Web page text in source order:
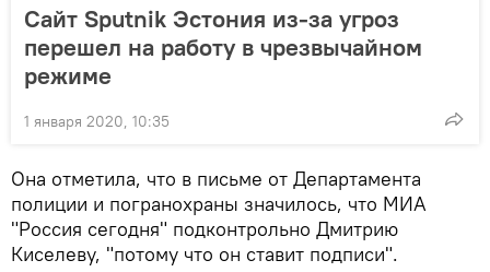
Сайт Sputnik Эстония из-за угроз
перешел на работу в чрезвычайном
режиме
1 января 2020, 10:35
Она отметила, что в письме от Департамента
полиции и погранохраны значилось, что МИА
"Россия сегодня" подконтрольно Дмитрию
Киселеву, "потому что он ставит подписи".